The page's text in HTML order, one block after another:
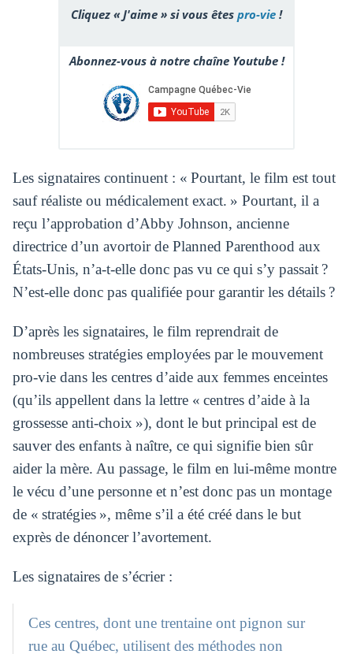
Cliquez « J'aime » si vous êtes pro-vie !
Abonnez-vous à notre chaîne Youtube !
Les signataires continuent : « Pourtant, le film est tout
sauf réaliste ou médicalement exact. » Pourtant, il a
reçu l’approbation d’Abby Johnson, ancienne
directrice d’un avortoir de Planned Parenthood aux
États-Unis, n’a-t-elle donc pas vu ce qui s’y passait ?
N’est-elle donc pas qualifiée pour garantir les détails ?
D’après les signataires, le film reprendrait de
nombreuses stratégies employées par le mouvement
pro-vie dans les centres d’aide aux femmes enceintes
(qu’ils appellent dans la lettre « centres d’aide à la
grossesse anti-choix »), dont le but principal est de
sauver des enfants à naître, ce qui signifie bien sûr
aider la mère. Au passage, le film en lui-même montre
le vécu d’une personne et n’est donc pas un montage
de « stratégies », même s’il a été créé dans le but
exprès de dénoncer l’avortement.
Les signataires de s’écrier :
Ces centres, dont une trentaine ont pignon sur
rue au Québec, utilisent des méthodes non